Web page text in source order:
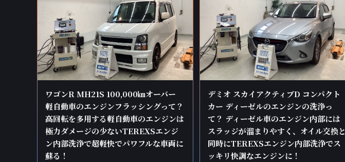
ワゴンR MH21S 100,000㎞オーバー
軽自動車のエンジンフラッシングって？
高回転を多用する軽自動車のエンジンは
極力ダメージの少ないTEREXSエンジ
ン内部洗浄で超軽快でパワフルな車両に
蘇る！
デミオ スカイアクティブD コンパクト
カー ディーゼルのエンジンの洗浄っ
て？ ディーゼル車のエンジン内部には
スラッジが溜まりやすく、オイル交換と
同時にTEREXSエンジン内部洗浄でス
ッキリ快調なエンジンに！